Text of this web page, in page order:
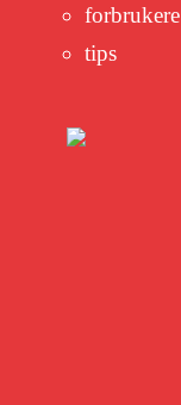
forbrukere
tips